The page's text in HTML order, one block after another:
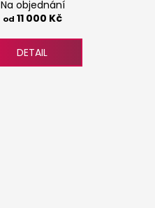
Na objednání
od 11 000 Kč
DETAIL